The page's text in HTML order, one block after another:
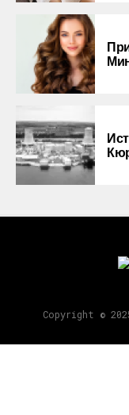
Copyright ©